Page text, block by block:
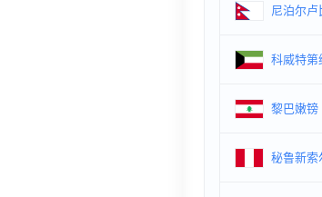
尼泊尔卢
科威特第
黎巴嫩镑
秘鲁新索